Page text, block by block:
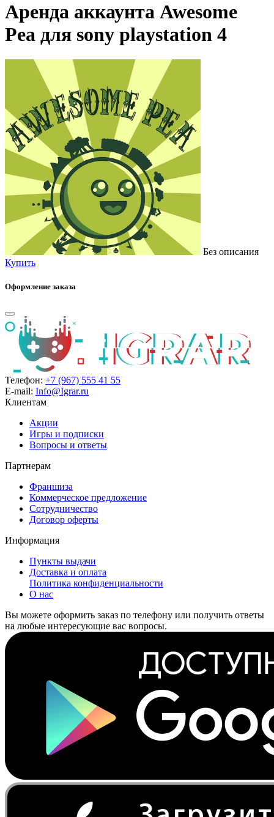
Аренда аккаунта Awesome
Pea для sony playstation 4
Без описания
Купить
Оформление заказа
Телефон: +7 (967) 555 41 55
E-mail: Info@Igrar.ru
Клиентам
Акции
Игры и подписки
Вопросы и ответы
Партнерам
Франшиза
Коммерческое предложение
Сотрудничество
Договор оферты
Информация
Пункты выдачи
Доставка и оплата
Политика конфиденциальности
О нас
Вы можете оформить заказ по телефону или получить ответы
на любые интересующие вас вопросы.